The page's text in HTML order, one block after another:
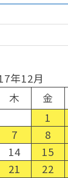
年12月
木 金
1
7 8
14 15
21 22